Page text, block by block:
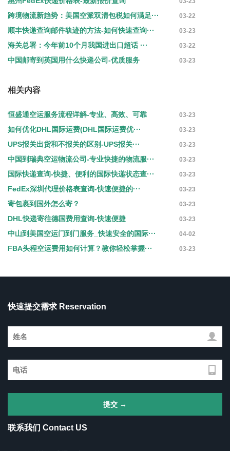
跨境物流新趋势：美国空派双清包税如何满足··· 03-22
顺丰快递查询邮件轨迹的方法-如何快速查询··· 03-23
海关总署：今年前10个月我国进出口超话 ··· 03-22
中国邮寄到英国用什么快递公司-优质服务 03-23
相关内容
恒盛通空运服务流程详解-专业、高效、可靠 03-23
如何优化DHL国际运费(DHL国际运费优··· 03-23
UPS报关出货和不报关的区别-UPS报关··· 03-23
中国到瑞典空运物流公司-专业快捷的物流服··· 03-23
国际快递查询-快捷、便利的国际快递状态查··· 03-23
FedEx深圳代理价格表查询-快速便捷的··· 03-23
寄包裹到国外怎么寄？ 03-23
DHL快递寄往德国费用查询-快速便捷 03-23
中山到美国空运门到门服务_快速安全的国际··· 04-02
FBA头程空运费用如何计算？教你轻松掌握··· 03-23
快速提交需求 Reservation
联系我们 Contact US